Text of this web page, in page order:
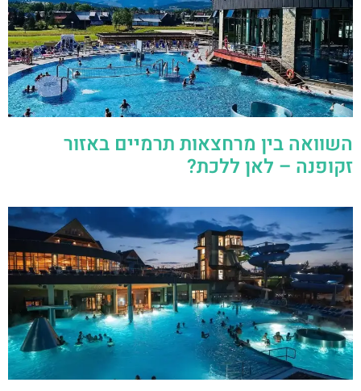
השוואה בין מרחצאות תרמיים באזור
זקופנה – לאן ללכת?